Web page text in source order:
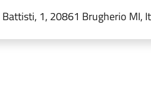
Battisti, 1, 20861 Brugherio MI,